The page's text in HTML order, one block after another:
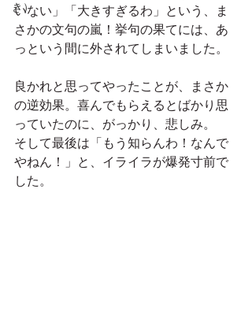
き）
いない」「大きすぎるわ」という、ま
さかの文句の嵐！挙句の果てには、あ
っという間に外されてしまいました。
良かれと思ってやったことが、まさか
の逆効果。喜んでもらえるとばかり思
っていたのに、がっかり、悲しみ。
そして最後は「もう知らんわ！なんで
やねん！」と、イライラが爆発寸前で
した。